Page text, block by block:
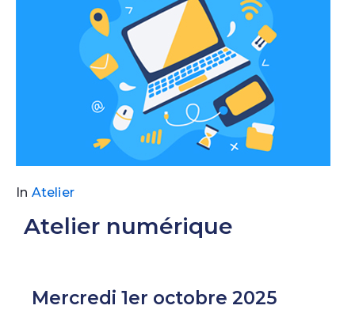
In Atelier
Atelier numérique
Mercredi 1er octobre 2025